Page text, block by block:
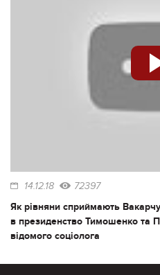
14.12.18 72397
Як рівняни сприймають
в президенство Тимошенко та
відомого соціолога